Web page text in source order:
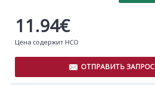
11.94€
Цена содержит НСО
ОТПРАВИТЬ ЗАПРОС